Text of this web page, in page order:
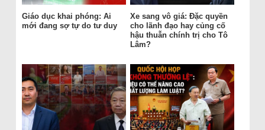
Giáo dục khai phóng: Ai
mới đang sợ tự do tư duy
Xe sang vô giá: Đặc quyền
cho lãnh đạo hay củng cố
hậu thuẫn chính trị cho Tô
Lâm?